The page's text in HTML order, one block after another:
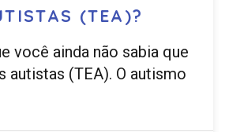
(TEA)?
você ainda não sabia que
autistas (TEA). O autismo